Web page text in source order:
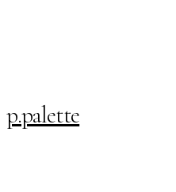
p.palette